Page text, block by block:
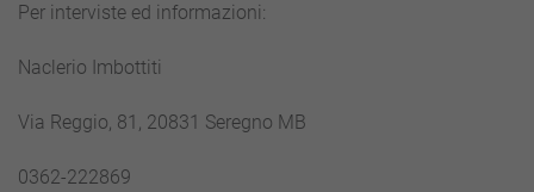
Per interviste ed informazioni:
Naclerio Imbottiti
Via Reggio, 81, 20831 Seregno MB
0362-222869